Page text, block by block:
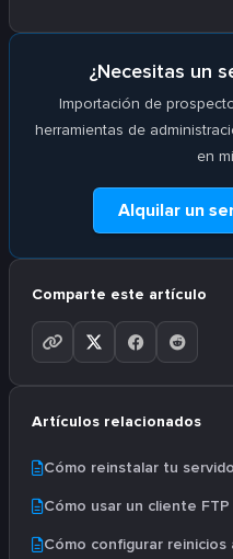
¿Necesitas un
Importación de
herramientas de
en
Alquilar un
Comparte este artículo
Artículos relacionados
Cómo reinstalar tu
Cómo usar un cliente
Cómo configurar